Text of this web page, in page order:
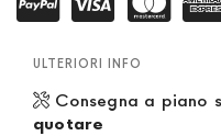
ULTERIORI INFO
Consegna a piano
quotare